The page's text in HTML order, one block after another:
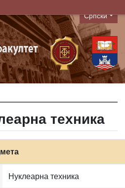
Language
Српски
техника
Нуклеарна техника